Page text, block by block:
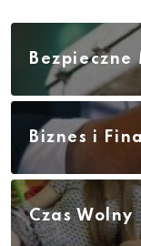
Bezpieczne
Biznes i
Czas Wolny